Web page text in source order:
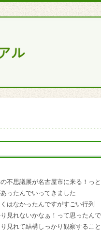
不思議展が名古屋市に来る！っ
ったんでいってきました
はなかったんですがすごい行列
見れないかなぁ！って思ったん
見れて結構しっかり観察するこ